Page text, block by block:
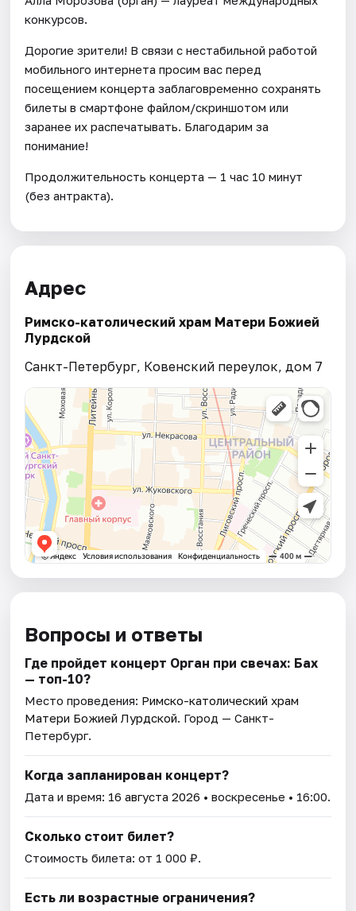
конкурсов.
Дорогие зрители! В связи с нестабильной работой
мобильного интернета просим вас перед
посещением концерта заблаговременно сохранять
билеты в смартфоне файлом/скриншотом или
заранее их распечатывать. Благодарим за
понимание!
Продолжительность концерта — 1 час 10 минут
(без антракта).
Адрес
Римско-католический храм Матери Божией
Лурдской
Санкт-Петербург, Ковенский переулок, дом 7
Вопросы и ответы
Где пройдет концерт Орган при свечах: Бах
— топ-10?
Место проведения: Римско-католический храм
Матери Божией Лурдской. Город — Санкт-
Петербург.
Когда запланирован концерт?
Дата и время: 16 августа 2026 • воскресенье • 16:00.
Сколько стоит билет?
Стоимость билета: от 1 000 ₽.
Есть ли возрастные ограничения?